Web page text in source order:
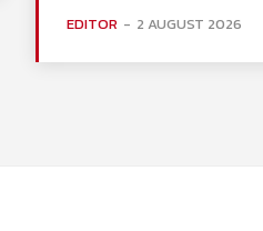
EDITOR - 2 AUGUST 2026